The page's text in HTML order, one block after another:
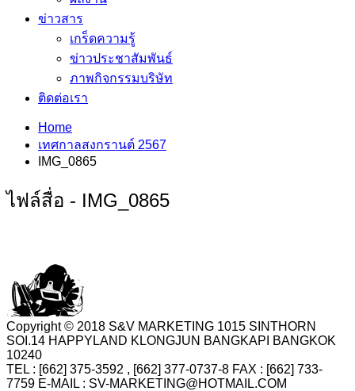
ข่าวสาร
เกร็ดความรู้
ข่าวประชาสัมพันธ์
ภาพกิจกรรมบริษัท
ติดต่อเรา
Home
เทศกาลสงกรานต์ 2567
IMG_0865
ไฟล์สื่อ - IMG_0865
Copyright © 2018 S&V MARKETING 1015 SINTHORN
SOI.14 HAPPYLAND KLONGJUN BANGKAPI BANGKOK
10240
TEL : [662] 375-3592 , [662] 377-0737-8 FAX : [662] 733-
7759 E-MAIL : SV-MARKETING@HOTMAIL.COM